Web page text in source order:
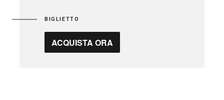
BIGLIETTO
ACQUISTA ORA